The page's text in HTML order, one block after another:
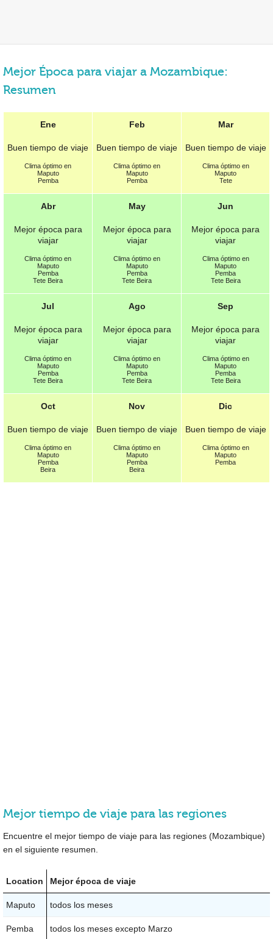
Mejor Época para viajar a Mozambique:
Resumen
Ene
Buen tiempo de viaje
Clima óptimo en
Maputo
Pemba
Feb
Buen tiempo de viaje
Clima óptimo en
Maputo
Pemba
Mar
Buen tiempo de viaje
Clima óptimo en
Maputo
Tete
Abr
Mejor época para
viajar
Clima óptimo en
Maputo
Pemba
Tete Beira
May
Mejor época para
viajar
Clima óptimo en
Maputo
Pemba
Tete Beira
Jun
Mejor época para
viajar
Clima óptimo en
Maputo
Pemba
Tete Beira
Jul
Mejor época para
viajar
Clima óptimo en
Maputo
Pemba
Tete Beira
Ago
Mejor época para
viajar
Clima óptimo en
Maputo
Pemba
Tete Beira
Sep
Mejor época para
viajar
Clima óptimo en
Maputo
Pemba
Tete Beira
Oct
Buen tiempo de viaje
Clima óptimo en
Maputo
Pemba
Beira
Nov
Buen tiempo de viaje
Clima óptimo en
Maputo
Pemba
Beira
Dic
Buen tiempo de viaje
Clima óptimo en
Maputo
Pemba
Mejor tiempo de viaje para las regiones
Encuentre el mejor tiempo de viaje para las regiones (Mozambique)
en el siguiente resumen.
Location Mejor época de viaje
Maputo todos los meses
Pemba todos los meses excepto Marzo